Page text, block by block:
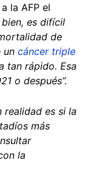
la AFP el
bien, es difícil
de
un cáncer triple
tan rápido. Esa
o después”.
realidad es si la
más
la